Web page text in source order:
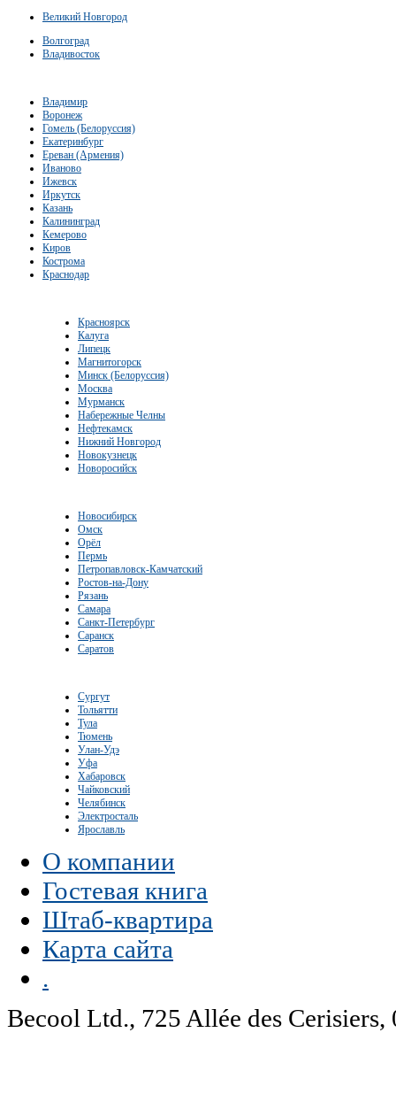
Великий Новгород
Волгоград
Владивосток
Владимир
Воронеж
Гомель (Белоруссия)
Екатеринбург
Ереван (Армения)
Иваново
Ижевск
Иркутск
Казань
Калининград
Кемерово
Киров
Кострома
Краснодар
Красноярск
Калуга
Липецк
Магнитогорск
Минск (Белоруссия)
Москва
Мурманск
Набережные Челны
Нефтекамск
Нижний Новгород
Новокузнецк
Новоросийск
Новосибирск
Омск
Орёл
Пермь
Петропавловск-Камчатский
Ростов-на-Дону
Рязань
Самара
Санкт-Петербург
Саранск
Саратов
Сургут
Тольятти
Тула
Тюмень
Улан-Удэ
Уфа
Хабаровск
Чайковский
Челябинск
Электросталь
Ярославль
О компании
Гостевая книга
Штаб-квартира
Карта сайта
.
Becool Ltd., 725 Allée des